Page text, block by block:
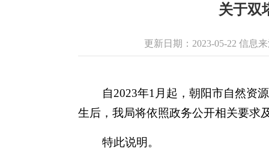
关于双
更新日期：2023-05-22 信息
自2023年1月起，朝阳市自然资源
生后，我局将依照政务公开相关要求
特此说明。